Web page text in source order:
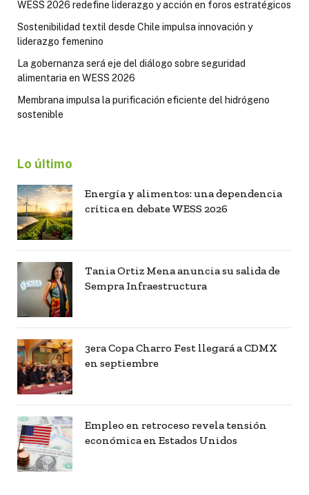
WESS 2026 redefine liderazgo y acción en foros estratégicos
Sostenibilidad textil desde Chile impulsa innovación y
liderazgo femenino
La gobernanza será eje del diálogo sobre seguridad
alimentaria en WESS 2026
Membrana impulsa la purificación eficiente del hidrógeno
sostenible
Lo último
Energía y alimentos: una dependencia
crítica en debate WESS 2026
Tania Ortiz Mena anuncia su salida de
Sempra Infraestructura
3era Copa Charro Fest llegará a CDMX
en septiembre
Empleo en retroceso revela tensión
económica en Estados Unidos